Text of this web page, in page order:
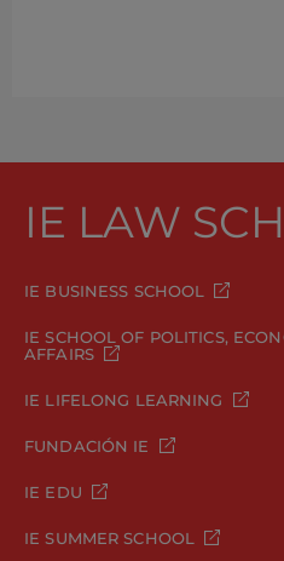
IE LAW
IE BUSINESS SCHOOL
IE SCHOOL OF POLITICS,
AFFAIRS
IE LIFELONG LEARNING
FUNDACIÓN IE
IE EDU
IE SUMMER SCHOOL